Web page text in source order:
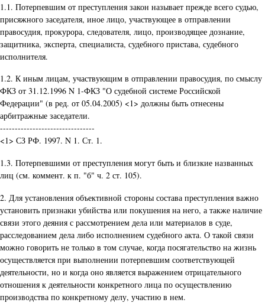
1.1. Потерпевшим от преступления закон называет прежде всего судью,
присяжного заседателя, иное лицо, участвующее в отправлении
правосудия, прокурора, следователя, лицо, производящее дознание,
защитника, эксперта, специалиста, судебного пристава, судебного
исполнителя.
1.2. К иным лицам, участвующим в отправлении правосудия, по смыслу
ФКЗ от 31.12.1996 N 1-ФКЗ "О судебной системе Российской
Федерации" (в ред. от 05.04.2005) <1> должны быть отнесены
арбитражные заседатели.
--------------------------------
<1> СЗ РФ. 1997. N 1. Ст. 1.
1.3. Потерпевшими от преступления могут быть и близкие названных
лиц (см. коммент. к п. "б" ч. 2 ст. 105).
2. Для установления объективной стороны состава преступления важно
установить признаки убийства или покушения на него, а также наличие
связи этого деяния с рассмотрением дела или материалов в суде,
расследованием дела либо исполнением судебного акта. О такой связи
можно говорить не только в том случае, когда посягательство на жизнь
осуществляется при выполнении потерпевшим соответствующей
деятельности, но и когда оно является выражением отрицательного
отношения к деятельности конкретного лица по осуществлению
производства по конкретному делу, участию в нем.